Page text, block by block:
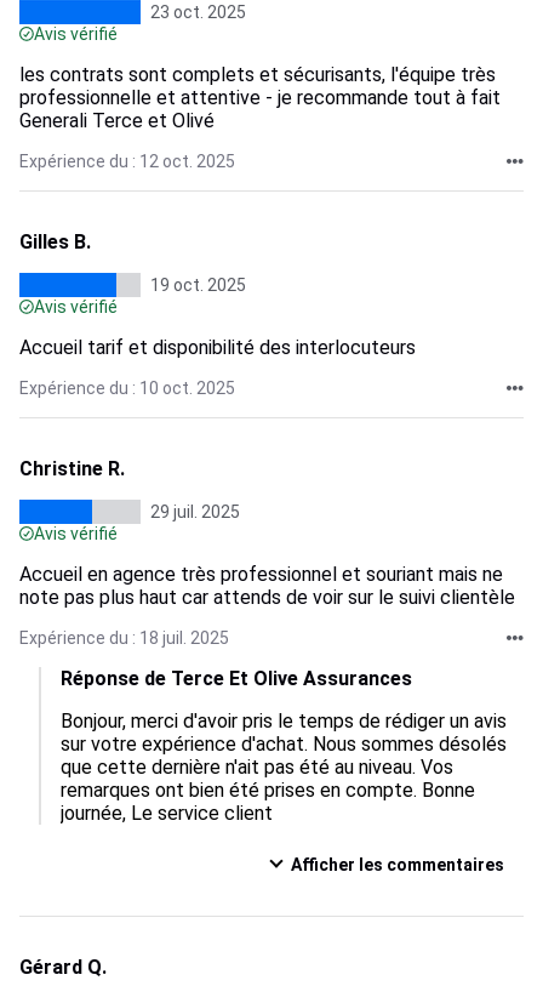
23 oct. 2025
Avis vérifié
les contrats sont complets et sécurisants, l'équipe très
professionnelle et attentive - je recommande tout à fait
Generali Terce et Olivé
Expérience du : 12 oct. 2025
Gilles B.
19 oct. 2025
Avis vérifié
Accueil tarif et disponibilité des interlocuteurs
Expérience du : 10 oct. 2025
Christine R.
29 juil. 2025
Avis vérifié
Accueil en agence très professionnel et souriant mais ne
note pas plus haut car attends de voir sur le suivi clientèle
Expérience du : 18 juil. 2025
Réponse de Terce Et Olive Assurances
Bonjour, merci d'avoir pris le temps de rédiger un avis
sur votre expérience d'achat. Nous sommes désolés
que cette dernière n'ait pas été au niveau. Vos
remarques ont bien été prises en compte. Bonne
journée, Le service client
Afficher les commentaires
Gérard Q.